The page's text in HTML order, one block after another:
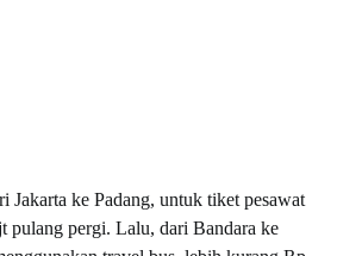
Jakarta ke Padang, untuk tiket pesawat
pulang pergi. Lalu, dari Bandara ke